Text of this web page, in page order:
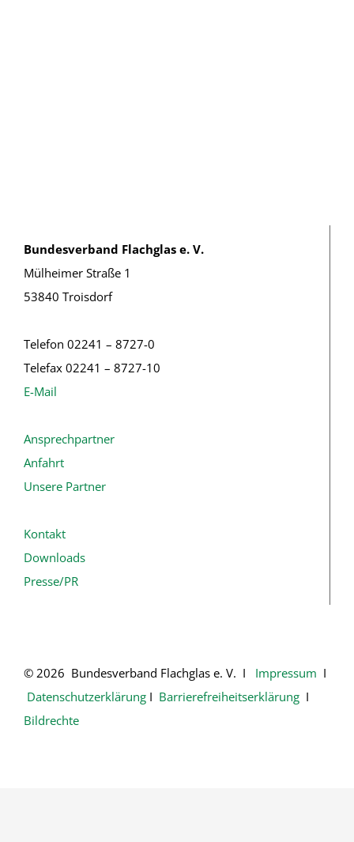
Bundesverband Flachglas e. V.
Mülheimer Straße 1
53840 Troisdorf
Telefon 02241 – 8727-0
Telefax 02241 – 8727-10
E-Mail
Ansprechpartner
Anfahrt
Unsere Partner
Kontakt
Downloads
Presse/PR
© 2026 Bundesverband Flachglas e. V. Ι Impressum Ι
DatenschutzerklärungΙ BarrierefreiheitserklärungΙ
Bildrechte